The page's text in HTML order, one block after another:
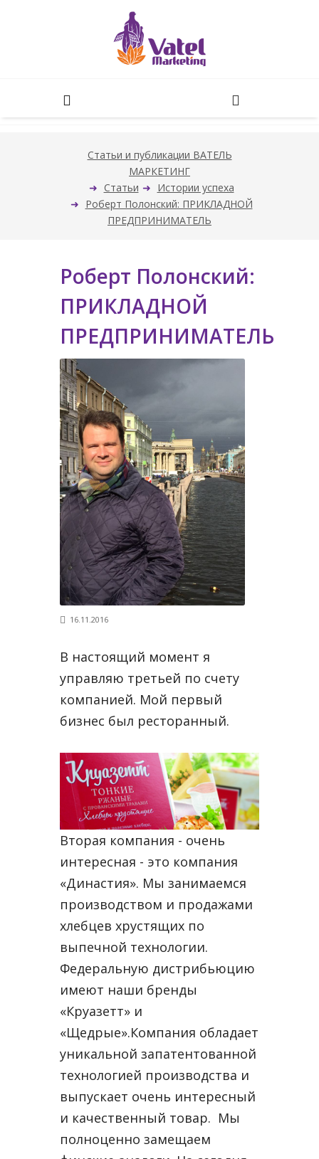
Статьи и публикации ВАТЕЛЬ
МАРКЕТИНГ
Статьи
Истории успеха
Роберт Полонский: ПРИКЛАДНОЙ
ПРЕДПРИНИМАТЕЛЬ
Роберт Полонский:
ПРИКЛАДНОЙ
ПРЕДПРИНИМАТЕЛЬ
16.11.2016
В настоящий момент я
управляю третьей по счету
компанией. Мой первый
бизнес был ресторанный.
Вторая компания - очень
интересная - это компания
«Династия». Мы занимаемся
производством и продажами
хлебцев хрустящих по
выпечной технологии.
Федеральную дистрибьюцию
имеют наши бренды
«Круазетт» и
«Щедрые».Компания обладает
уникальной запатентованной
технологией производства и
выпускает очень интересный
и качественный товар. Мы
полноценно замещаем